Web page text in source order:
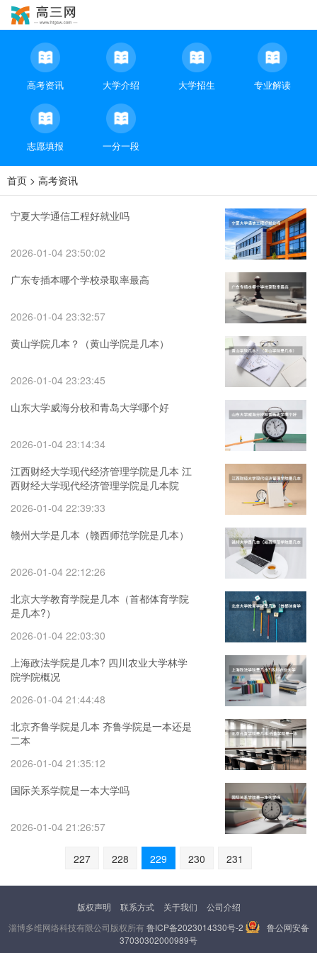
高考资讯 大学介绍 大学招生 专业解读
志愿填报 一分一段
首页 > 高考资讯
宁夏大学通信工程好就业吗
2026-01-04 23:50:02
广东专插本哪个学校录取率最高
2026-01-04 23:32:57
黄山学院几本？（黄山学院是几本）
2026-01-04 23:23:45
山东大学威海分校和青岛大学哪个好
2026-01-04 23:14:34
江西财经大学现代经济管理学院是几本 江
西财经大学现代经济管理学院是几本院
2026-01-04 22:39:33
赣州大学是几本（赣西师范学院是几本）
2026-01-04 22:12:26
北京大学教育学院是几本（首都体育学院
是几本?）
2026-01-04 22:03:30
上海政法学院是几本? 四川农业大学林学
院学院概况
2026-01-04 21:44:48
北京齐鲁学院是几本 齐鲁学院是一本还是
二本
2026-01-04 21:35:12
国际关系学院是一本大学吗
2026-01-04 21:26:57
227 228 229 230 231
版权声明 联系方式 关于我们
公司介绍
淄博多维网络科技有限公司版权所有鲁ICP备2023014330号-2
鲁公网安备
37030302000989号